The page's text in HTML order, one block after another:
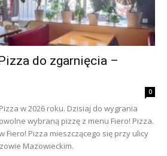
do zgarnięcia –
0
w 2026 roku. Dzisiaj do wygrania
wybraną pizzę z menu Fiero! Pizza.
Fiero! Pizza mieszczącego się przy ulicy
Mazowieckim.